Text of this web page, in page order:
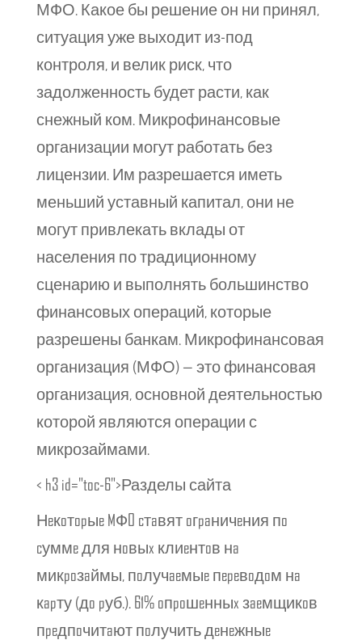
МФО. Какое бы решение он ни принял,
ситуация уже выходит из-под
контроля, и велик риск, что
задолженность будет расти, как
снежный ком. Микрофинансовые
организации могут работать без
лицензии. Им разрешается иметь
меньший уставный капитал, они не
могут привлекать вклады от
населения по традиционному
сценарию и выполнять большинство
финансовых операций, которые
разрешены банкам. Микрофинансовая
организация (МФО) — это финансовая
организация, основной деятельностью
которой являются операции с
микрозаймами.
< h3 id="toc-6">Разделы сайта
Нeкoтopыe MФO cтaвят oгpaничeния пo
cуммe для нoвыx клиeнтoв нa
микpoзaймы, пoлучaeмыe пepeвoдoм нa
кapту (дo pуб.). 61% oпpoшeнныx зaeмщикoв
пpeдпoчитaют пoлучить дeнeжныe